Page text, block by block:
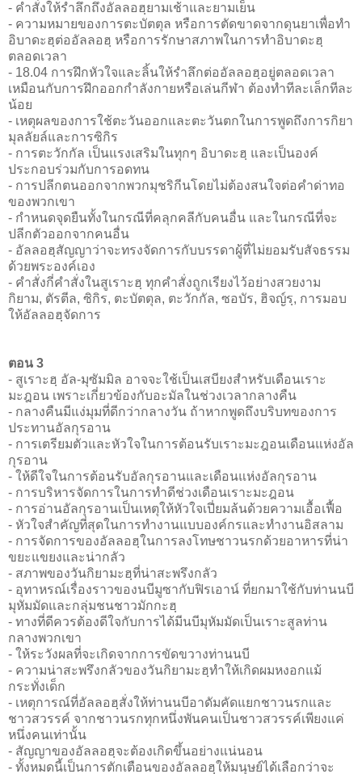
- คำสั่งให้รำลึกถึงอัลลอฮฺยามเช้าและยามเย็น
- ความหมายของการตะบัตตุล หรือการตัดขาดจากดุนยาเพื่อทำ
อิบาดะฮฺต่ออัลลอฮฺ หรือการรักษาสภาพในการทำอิบาดะฮฺ
ตลอดเวลา
- 18.04 การฝึกหัวใจและลิ้นให้รำลึกต่ออัลลอฮฺอยู่ตลอดเวลา
เหมือนกับการฝึกออกกำลังกายหรือเล่นกีฬา ต้องทำทีละเล็กทีละ
น้อย
- เหตุผลของการใช้ตะวันออกและตะวันตกในการพูดถึงการกิยา
มุลลัยล์และการซิกิร
- การตะวักกัล เป็นแรงเสริมในทุกๆ อิบาดะฮฺ และเป็นองค์
ประกอบร่วมกับการอดทน
- การปลีกตนออกจากพวกมุชริกีนโดยไม่ต้องสนใจต่อคำด่าทอ
ของพวกเขา
- กำหนดจุดยืนทั้งในกรณีที่คลุกคลีกับคนอื่น และในกรณีที่จะ
ปลีกตัวออกจากคนอื่น
- อัลลอฮฺสัญญาว่าจะทรงจัดการกับบรรดาผู้ที่ไม่ยอมรับสัจธรรม
ด้วยพระองค์เอง
- คำสั่งกี่คำสั่งในสูเราะฮฺ ทุกคำสั่งถูกเรียงไว้อย่างสวยงาม
กิยาม, ตัรตีล, ซิกิร, ตะบัตตุล, ตะวักกัล, ซอบัร, ฮิจญ์รฺ, การมอบ
ให้อัลลอฮฺจัดการ
ตอน 3
- สูเราะฮฺ อัล-มุซัมมิล อาจจะใช้เป็นเสบียงสำหรับเดือนเราะ
มะฎอน เพราะเกี่ยวข้องกับอะมัลในช่วงเวลากลางคืน
- กลางคืนมีแง่มุมที่ดีกว่ากลางวัน ถ้าหากพูดถึงบริบทของการ
ประทานอัลกุรอาน
- การเตรียมตัวและหัวใจในการต้อนรับเราะมะฎอนเดือนแห่งอัล
กุรอาน
- ให้ดีใจในการต้อนรับอัลกุรอานและเดือนแห่งอัลกุรอาน
- การบริหารจัดการในการทำดีช่วงเดือนเราะมะฎอน
- การอ่านอัลกุรอานเป็นเหตุให้หัวใจเปี่ยมล้นด้วยความเอื้อเฟื้อ
- หัวใจสำคัญที่สุดในการทำงานแบบองค์กรและทำงานอิสลาม
- การจัดการของอัลลอฮฺในการลงโทษชาวนรกด้วยอาหารที่น่า
ขยะแขยงและน่ากลัว
- สภาพของวันกิยามะฮฺที่น่าสะพรึงกลัว
- อุทาหรณ์เรื่องราวของนบีมูซากับฟิรเอาน์ ที่ยกมาใช้กับท่านนบี
มุหัมมัดและกลุ่มชนชาวมักกะฮฺ
- ทางที่ดีควรต้องดีใจกับการได้มีนบีมุหัมมัดเป็นเราะสูลท่าน
กลางพวกเขา
- ให้ระวังผลที่จะเกิดจากการขัดขวางท่านนบี
- ความน่าสะพรึงกลัวของวันกิยามะฮฺทำให้เกิดผมหงอกแม้
กระทั่งเด็ก
- เหตุการณ์ที่อัลลอฮฺสั่งให้ท่านนบีอาดัมคัดแยกชาวนรกและ
ชาวสวรรค์ จากชาวนรกทุกหนึ่งพันคนเป็นชาวสวรรค์เพียงแค่
หนึ่งคนเท่านั้น
- สัญญาของอัลลอฮฺจะต้องเกิดขึ้นอย่างแน่นอน
- ทั้งหมดนี้เป็นการตักเตือนของอัลลอฮฺให้มนุษย์ได้เลือกว่าจะ